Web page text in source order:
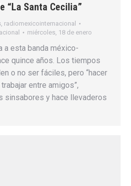
“La Santa Cecilia”
radiomexicointernacional
miércoles, 18 de enero
a esta banda méxico-
quince años. Los tiempos
o no ser fáciles, pero “hacer
entre amigos”,
sinsabores y hace llevaderos